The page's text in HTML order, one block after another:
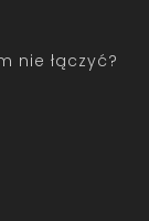
nie łączyć?